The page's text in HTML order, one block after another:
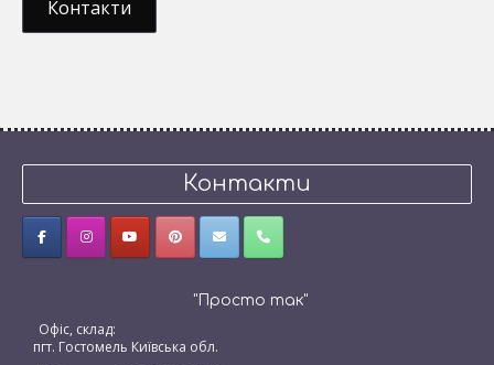
Контакти
Контакти
"Просто так"
Офіс, склад:
пгт. Гостомель Київська обл.